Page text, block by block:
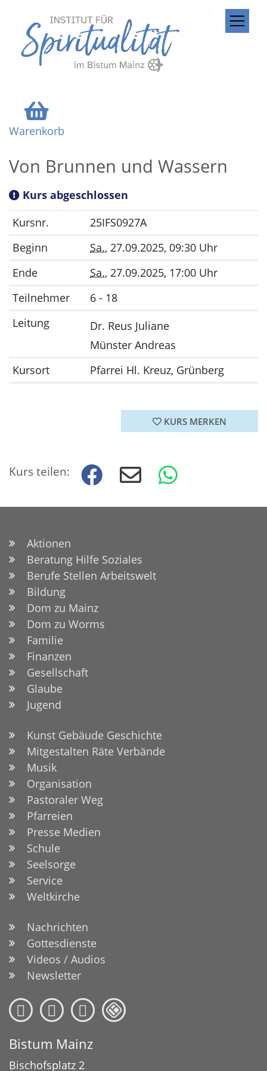
Warenkorb
Von Brunnen und Wassern
Kurs abgeschlossen
Kursnr.
25IFS0927A
Beginn
Sa., 27.09.2025, 09:30 Uhr
Ende
Sa., 27.09.2025, 17:00 Uhr
Teilnehmer
6 - 18
Leitung
Dr. Reus Juliane
Münster Andreas
Kursort
Pfarrei Hl. Kreuz, Grünberg
KURS MERKEN
Kurs teilen:
Aktionen
Beratung Hilfe Soziales
Berufe Stellen Arbeitswelt
Bildung
Dom zu Mainz
Dom zu Worms
Familie
Finanzen
Gesellschaft
Glaube
Jugend
Kunst Gebäude Geschichte
Mitgestalten Räte Verbände
Musik
Organisation
Pastoraler Weg
Pfarreien
Presse Medien
Schule
Seelsorge
Service
Weltkirche
Nachrichten
Gottesdienste
Videos / Audios
Newsletter
Bistum Mainz
Bischofsplatz 2